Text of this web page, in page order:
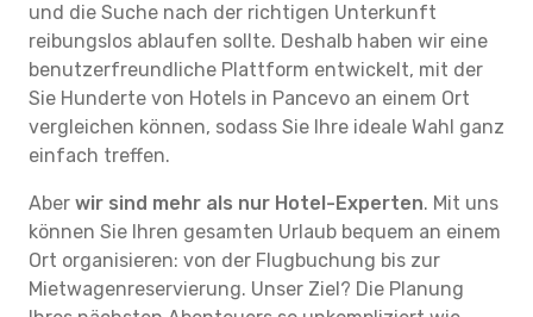
und die Suche nach der richtigen Unterkunft
reibungslos ablaufen sollte. Deshalb haben wir eine
benutzerfreundliche Plattform entwickelt, mit der
Sie Hunderte von Hotels in Pancevo an einem Ort
vergleichen können, sodass Sie Ihre ideale Wahl ganz
einfach treffen.
Aber wir sind mehr als nur Hotel-Experten. Mit uns
können Sie Ihren gesamten Urlaub bequem an einem
Ort organisieren: von der Flugbuchung bis zur
Mietwagenreservierung. Unser Ziel? Die Planung